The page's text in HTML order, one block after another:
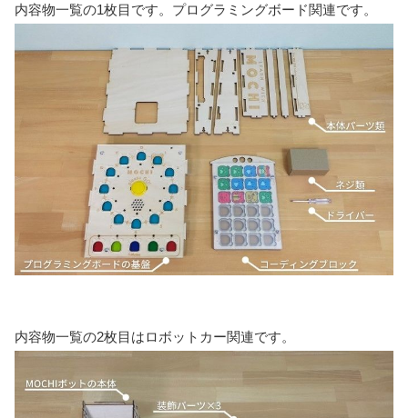
内容物一覧の1枚目です。プログラミングボード関連です。
内容物一覧の2枚目はロボットカー関連です。